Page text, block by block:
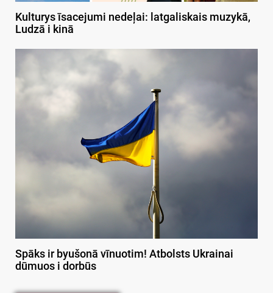
Kulturys īsacejumi nedeļai: latgaliskais muzykā,
Ludzā i kinā
Spāks ir byušonā vīnuotim! Atbolsts Ukrainai
dūmuos i dorbūs